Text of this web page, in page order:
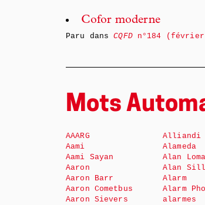
Cofor moderne
Paru dansCQFDn°184 (février
Mots
AAARG
Aami
Aami Sayan
Aaron
Aaron Barr
Aaron Cometbus
Aaron Sievers
Alliandi
Alameda
Alan
Alan
Alarm
Alarm
alarmes